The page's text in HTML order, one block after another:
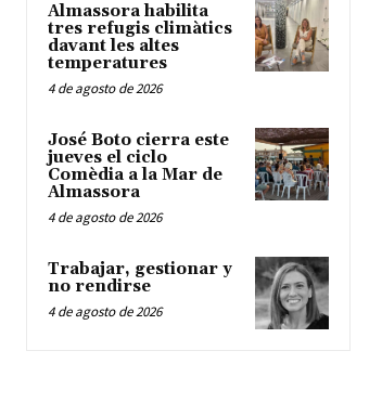
Almassora habilita
tres refugis climàtics
davant les altes
temperatures
4 de agosto de 2026
José Boto cierra este
jueves el ciclo
Comèdia a la Mar de
Almassora
4 de agosto de 2026
Trabajar, gestionar y
no rendirse
4 de agosto de 2026